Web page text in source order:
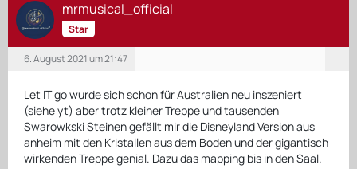
mrmusical_official
Star
6. August 2021 um 21:47
Let IT go wurde sich schon für Australien neu inszeniert
(siehe yt) aber trotz kleiner Treppe und tausenden
Swarowkski Steinen gefällt mir die Disneyland Version aus
anheim mit den Kristallen aus dem Boden und der gigantisch
wirkenden Treppe genial. Dazu das mapping bis in den Saal.